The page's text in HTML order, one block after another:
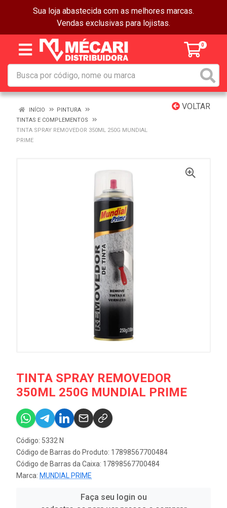
Sua loja abastecida com as melhores marcas.
Vendas exclusivas para lojistas.
0
VOLTAR
INÍCIO
PINTURA
TINTAS E COMPLEMENTOS
TINTA SPRAY REMOVEDOR 350ML 250G MUNDIAL
PRIME
TINTA SPRAY REMOVEDOR
350ML 250G MUNDIAL PRIME
Código: 5332 N
Código de Barras do Produto: 17898567700484
Código de Barras da Caixa: 17898567700484
Marca: MUNDIAL PRIME
Faça seu login ou